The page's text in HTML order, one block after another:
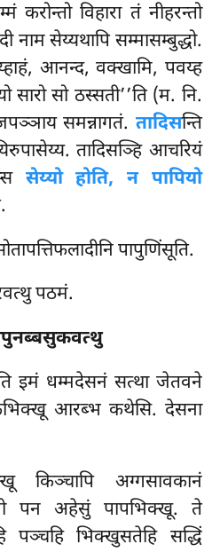
करोन्तो विहारा तं नीहरन्तो
नाम सेय्यथापि सम्मासम्बुद्धो.
आनन्द, वक्खामि, पवय्ह
सो ठस्सती’’ति (म. नि.
समन्नागतं. तादिसन्ति
तादिसञ्हि आचरियं
सेय्यो होति, न पापियो
पापुणिंसूति.
पठमं.
इमं धम्मदेसनं सत्था जेतवने
आरब्भ कथेसि. देसना
अग्गसावकानं
पन अहेसुं पापभिक्खू. ते
पञ्चहि भिक्खुसतेहि सद्धिं